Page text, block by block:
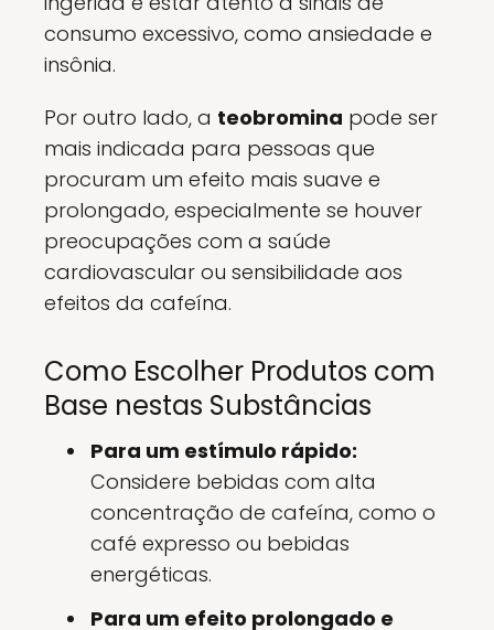
consumo excessivo, como ansiedade e
insônia.
Por outro lado, a teobromina pode ser
mais indicada para pessoas que
procuram um efeito mais suave e
prolongado, especialmente se houver
preocupações com a saúde
cardiovascular ou sensibilidade aos
efeitos da cafeína.
Como Escolher Produtos com
Base nestas Substâncias
Para um estímulo rápido:
Considere bebidas com alta
concentração de cafeína, como o
café expresso ou bebidas
energéticas.
Para um efeito prolongado e